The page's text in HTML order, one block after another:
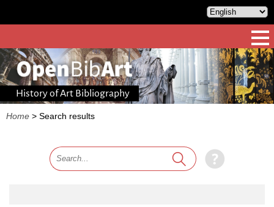
History of Art Bibliography
Home > Search results